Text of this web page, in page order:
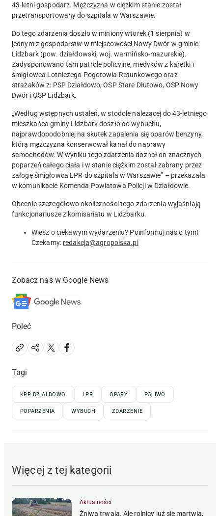
43-letni gospodarz. Mężczyzna w ciężkim stanie został
przetransportowany do szpitala w Warszawie.
Do tego zdarzenia doszło w miniony wtorek (1 sierpnia) w
jednym z gospodarstw w miejscowości Nowy Dwór w gminie
Lidzbark (pow. działdowski, woj. warmińsko-mazurskie).
Zadysponowano tam patrole policyjne, medyków z karetki i
śmigłowca Lotniczego Pogotowia Ratunkowego oraz
strażaków z: PSP Działdowo, OSP Stare Dłutowo, OSP Nowy
Dwór i OSP Lidzbark.
„Według wstępnych ustaleń, w stodole należącej do 43-letniego
mieszkańca gminy Lidzbark doszło do wybuchu,
najprawdopodobniej na skutek zapalenia się oparów benzyny,
którą mężczyzna konserwował kanał do naprawy
samochodów. W wyniku tego zdarzenia doznał on znacznych
poparzeń całego ciała i w stanie ciężkim został zabrany przez
załogę śmigłowca LPR do szpitala w Warszawie” – przekazała
w komunikacie Komenda Powiatowa Policji w Działdowie.
Obecnie szczegółowo okoliczności tego zdarzenia wyjaśniają
funkcjonariusze z komisariatu w Lidzbarku.
Wiesz o ciekawym wydarzeniu? Poinformuj nas o tym!
Czekamy: redakcja@agropolska.pl
Zobacz nas w Google News
Poleć
Tagi
KPP DZIAŁDOWO LPR OPARY PALIWO
POPARZENIA WYBUCH ZDARZENIE
Więcej z tej kategorii
Aktualności
Żniwa trwają. Ale rolnicy już się martwią,